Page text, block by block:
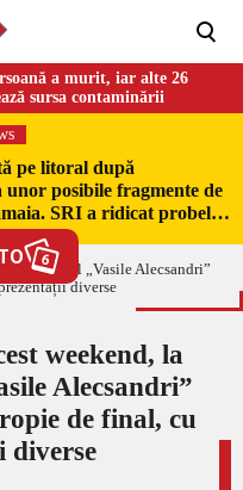
a murit, iar alte 26
sursa contaminării
pe litoral după
unor posibile fragmente de
SRI a ridicat probele
6
weekend, la
Alecsandri”
de final, cu
diverse